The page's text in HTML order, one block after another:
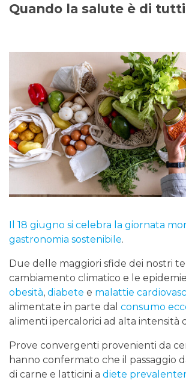
Quando la salute è di
Il 18 giugno si celebra la giornata
gastronomia sostenibile.
Due delle maggiori sfide dei nostri
cambiamento climatico e le
obesità, diabete e malattie
alimentate in parte dal consumo
alimenti ipercalorici ad alta intensità
Prove convergenti provenienti da
hanno confermato che il passaggio
di carne e latticini a diete